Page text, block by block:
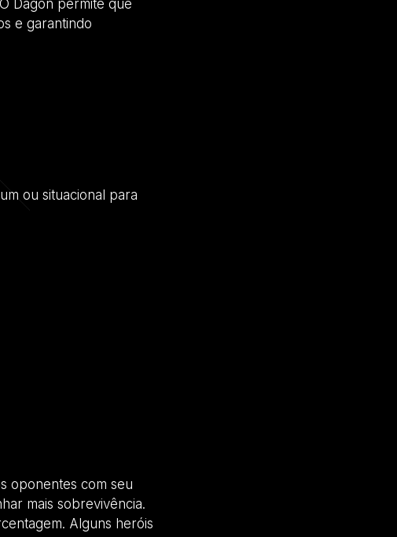
Dagon permite que
e garantindo
ou situacional para
oponentes com seu
mais sobrevivência.
Alguns heróis